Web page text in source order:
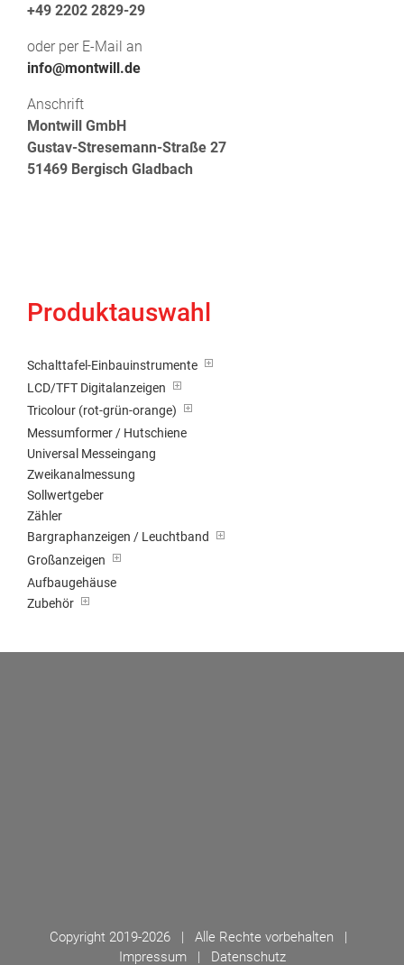
Produktauswahl
Schalttafel-Einbauinstrumente
LCD/TFT Digitalanzeigen
Tricolour (rot-grün-orange)
Messumformer / Hutschiene
Universal Messeingang
Zweikanalmessung
Sollwertgeber
Zähler
Bargraphanzeigen / Leuchtband
Großanzeigen
Aufbaugehäuse
Zubehör
+49 2202 2829-29
oder per E-Mail an
info@montwill.de
Anschrift
Montwill GmbH
Gustav-Stresemann-Straße 27
51469 Bergisch Gladbach
Copyright 2019-2026 | Alle Rechte vorbehalten |
Impressum| Datenschutz